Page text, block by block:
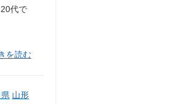
代で
を読む
山形